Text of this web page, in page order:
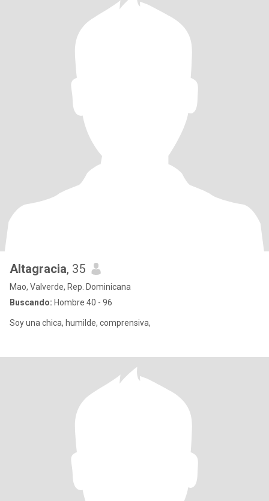
Altagracia, 35
Mao, Valverde, Rep. Dominicana
Buscando: Hombre 40 - 96
Soy una chica, humilde, comprensiva,